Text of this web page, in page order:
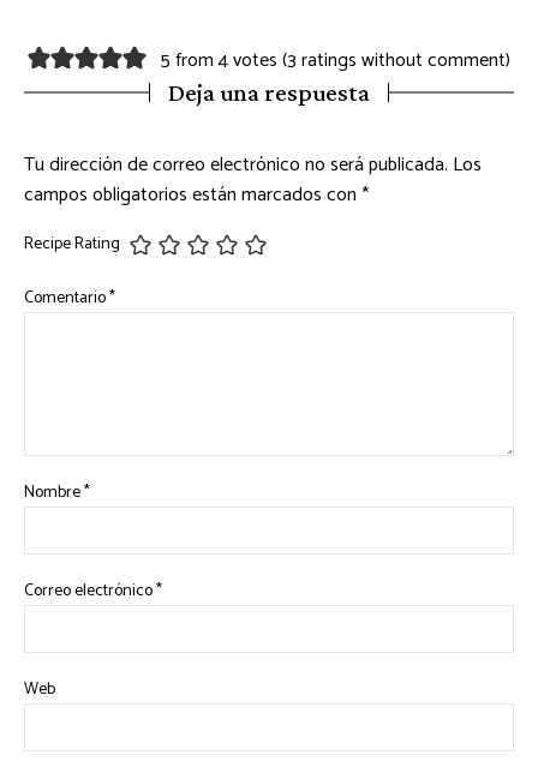
5 from 4 votes (3 ratings without comment)
Deja una respuesta
Tu dirección de correo electrónico no será publicada. Los
campos obligatorios están marcados con*
Recipe Rating
Comentario*
Nombre*
Correo electrónico*
Web